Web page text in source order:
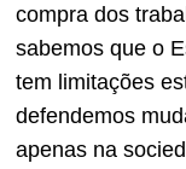
compra dos
sabemos que o
tem limitações
defendemos
apenas na